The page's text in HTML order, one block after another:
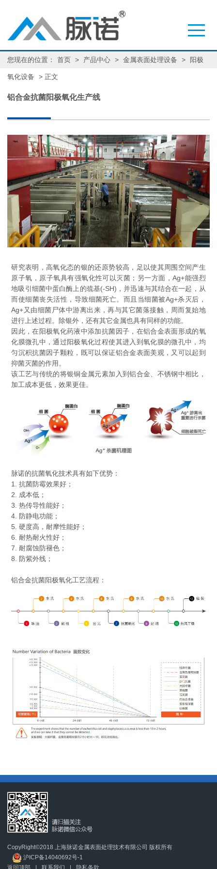
您现在的位置： 首页 > 产品中心 > 金属表面处理设备 > 阳极
氧化设备 > 正文
铝合金抗菌阳极氧化生产线
研究表明，高氧化态的银的还原势较高，足以使其周围空间产生
原子氧，原子氧具有强氧化性可以灭菌；另一方面，Ag+能强烈
地吸引细菌中蛋白酶上的巯基(-SH)，并迅速与其结合在一起，从
而使细菌丧失活性，导致细菌死亡。而且当细菌被Ag+杀灭后，
Ag+又由细菌尸体中游离出来，再与其它菌落接触，周而复始地
进行上述过程。除银外，还有其它金属也具有同样的功能。
因此，在阳极氧化药液中添加抗菌因子，在铝合金表面形成的氧
化膜微孔中，通过阳极氧化过程使其进入到氧化膜的微孔中，均
匀沉积抗菌因子颗粒，既可以保证铝合金表面美观，又可以起到
抑菌灭菌的作用。
该工艺与传统的将银铜金属元素加入到铝合金、不锈钢中相比，
加工成本更低，效果更佳。
脉诺的抗菌氧化技术具有如下优势：
1. 抗菌防霉效果好；
2. 成本低；
3. 热传导性能好；
4. 防静电功能；
5. 硬度高，耐摩性能好；
6. 耐热耐火性好；
7. 耐腐蚀防褪色；
8. 防紫外线；
铝合金抗菌阳极氧化工艺流程：
CopyRight©2018 上海脉诺金属表面处理技术有限公司 版权所有
沪ICP备14040692号-1
返回顶部
| 联系我们 | 隐私条款